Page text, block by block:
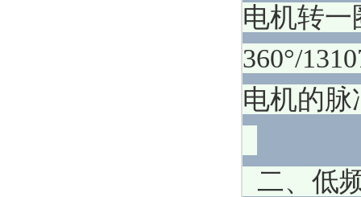
电机转
360°/
电机的
二、低